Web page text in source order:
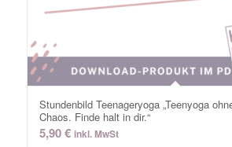
Stundenbild Teenageryoga „Teenyoga
Chaos. Finde halt in dir.“
5,90€ inkl. MwSt